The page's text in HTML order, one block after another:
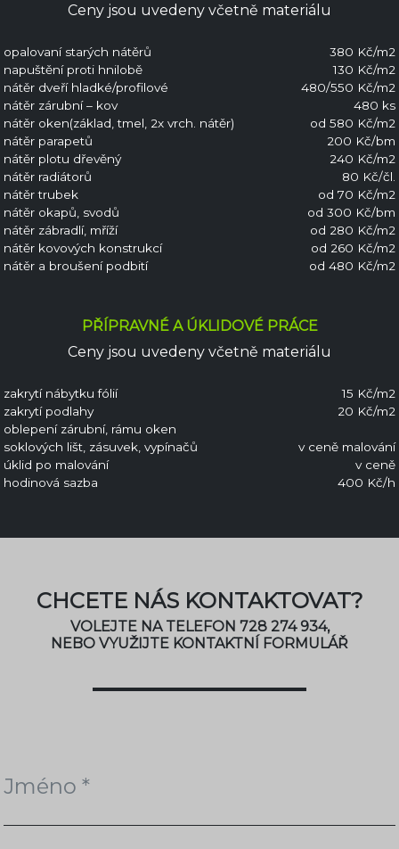
Ceny jsou uvedeny včetně materiálu
opalovaní starých nátěrů
380 Kč/m2
napuštění proti hnilobě
130 Kč/m2
nátěr dveří hladké/profilové
480/550 Kč/m2
nátěr zárubní – kov
480 ks
nátěr oken(základ, tmel, 2x vrch. nátěr)
od 580 Kč/m2
nátěr parapetů
200 Kč/bm
nátěr plotu dřevěný
240 Kč/m2
nátěr radiátorů
80 Kč/čl.
nátěr trubek
od 70 Kč/m2
nátěr okapů, svodů
od 300 Kč/bm
nátěr zábradlí, mříží
od 280 Kč/m2
nátěr kovových konstrukcí
od 260 Kč/m2
nátěr a broušení podbití
od 480 Kč/m2
PŘÍPRAVNÉ A ÚKLIDOVÉ PRÁCE
Ceny jsou uvedeny včetně materiálu
zakrytí nábytku fólií
15 Kč/m2
zakrytí podlahy
20 Kč/m2
oblepení zárubní, rámu oken
soklových lišt, zásuvek, vypínačů
v ceně malování
úklid po malování
v ceně
hodinová sazba
400 Kč/h
CHCETE NÁS KONTAKTOVAT?
VOLEJTE NA TELEFON 728 274 934,
NEBO VYUŽIJTE KONTAKTNÍ FORMULÁŘ